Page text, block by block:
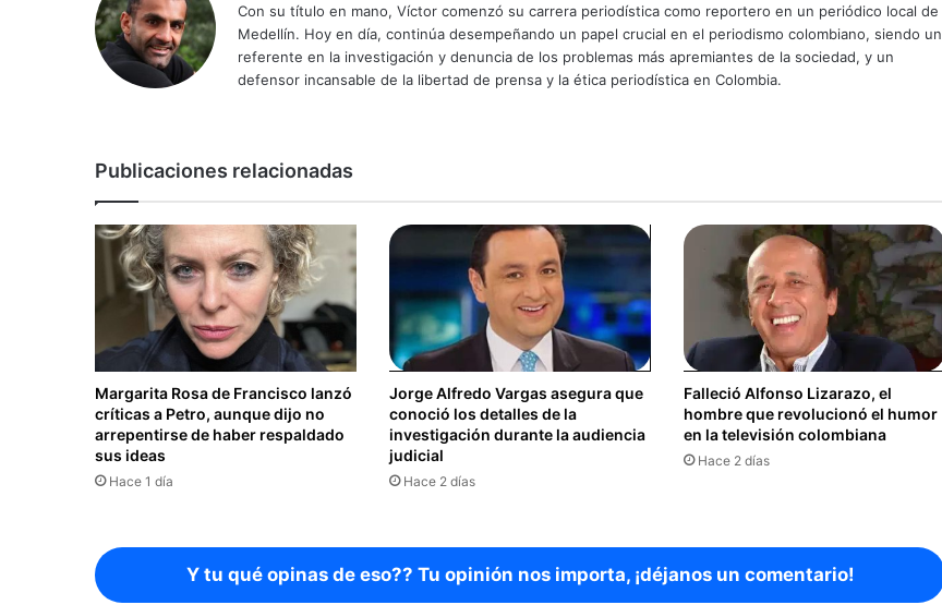
Con su título en mano, Víctor comenzó su carrera periodística como reportero en un periódico local de
Medellín. Hoy en día, continúa desempeñando un papel crucial en el periodismo colombiano, siendo un
referente en la investigación y denuncia de los problemas más apremiantes de la sociedad, y un
defensor incansable de la libertad de prensa y la ética periodística en Colombia.
Publicaciones relacionadas
Margarita Rosa de Francisco lanzó
críticas a Petro, aunque dijo no
arrepentirse de haber respaldado
sus ideas
Hace 1 día
Jorge Alfredo Vargas asegura que
conoció los detalles de la
investigación durante la audiencia
judicial
Hace 2 días
Falleció Alfonso Lizarazo, el
hombre que revolucionó el humor
en la televisión colombiana
Hace 2 días
Y tu qué opinas de eso?? Tu opinión nos importa, ¡déjanos un comentario!